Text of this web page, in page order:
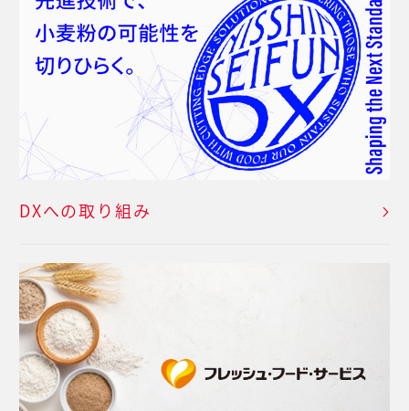
DXへの取り組み